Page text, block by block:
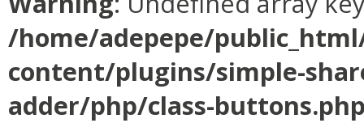
/home/adepepe/
content/plugins/simple-
adder/php/class-